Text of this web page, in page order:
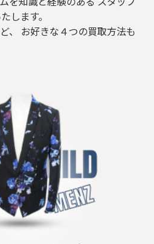
します。
、 お好きな４つの買取方法も